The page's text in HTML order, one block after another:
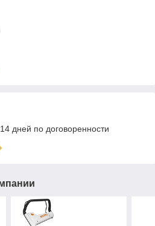
дней по договоренности